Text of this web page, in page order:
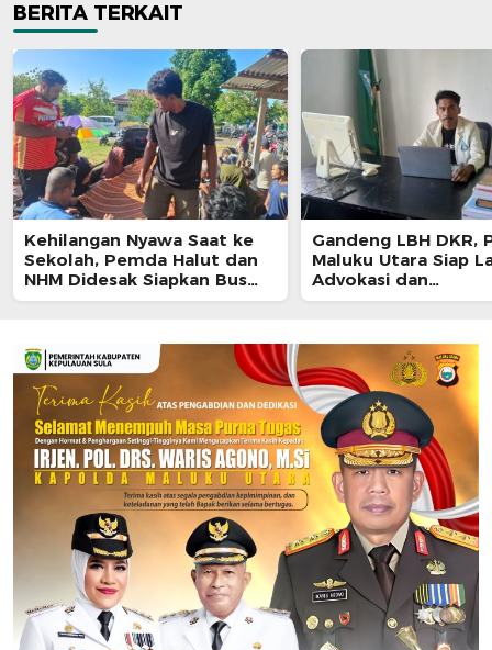
BERITA TERKAIT
Kehilangan Nyawa Saat ke
Sekolah, Pemda Halut dan
NHM Didesak Siapkan Bus
untuk Siswa
Gandeng LBH DKR,
Maluku Utara Siap
Advokasi dan
Pendampingan